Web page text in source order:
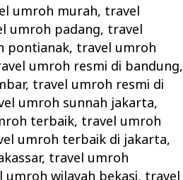
umroh murah, travel
umroh padang, travel
pontianak, travel umroh
umroh resmi di bandung,
, travel umroh resmi di
umroh sunnah jakarta,
terbaik, travel umroh
umroh terbaik di jakarta,
, travel umroh